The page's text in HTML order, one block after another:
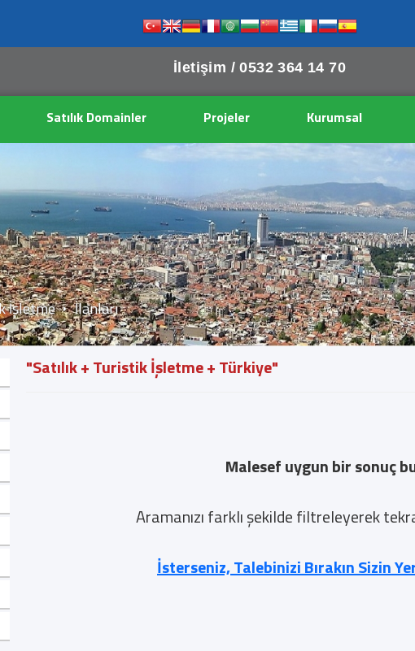
İletişim /0532 364 14 70
Satılık Domainler Projeler Kurumsal
İşletme İlanları
"Satılık + Turistik İşletme + Türkiye"
Malesef uygun bir sonuç
Aramanızı farklı şekilde filtreleyerek
İsterseniz, Talebinizi Bırakın Sizin